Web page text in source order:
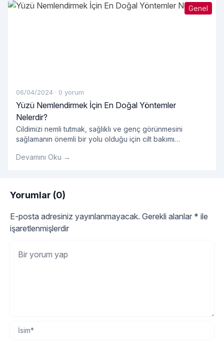
Genel
06/04/2024 · 0 yorum
Yüzü Nemlendirmek İçin En Doğal Yöntemler
Nelerdir?
Cildimizi nemli tutmak, sağlıklı ve genç görünmesini
sağlamanın önemli bir yolu olduğu için cilt bakımı
pazarlanan kozmetik ürün kimyasal içeriklerle dolu olabilir
Peki, yüzü nemlendirmek için en doğal yöntemler
nelerdir? Su İçmek:
Devamını Oku →
Yorumlar (0)
E-posta adresiniz yayınlanmayacak. Gerekli alanlar * ile
işaretlenmişlerdir